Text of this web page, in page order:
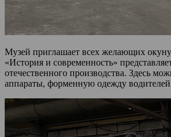
Музей приглашает всех желающих
«История и современность»
отечественного производства. Здесь
аппараты, форменную одежду